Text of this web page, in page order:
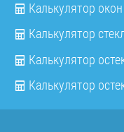
Калькулятор окон
Калькулятор
Калькулятор
Калькулятор